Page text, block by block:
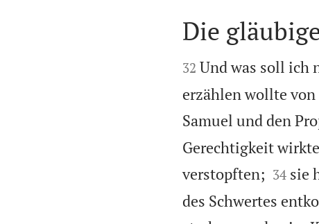

Die

32 Und was soll ich
erzählen wollte von
Samuel und den
Gerechtigkeit
verstopften;
34 sie
des Schwertes